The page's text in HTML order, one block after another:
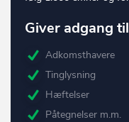
Giver adgang til
Adkomsthavere
Tinglysning
Hæftelser
Påtegnelser m.m.